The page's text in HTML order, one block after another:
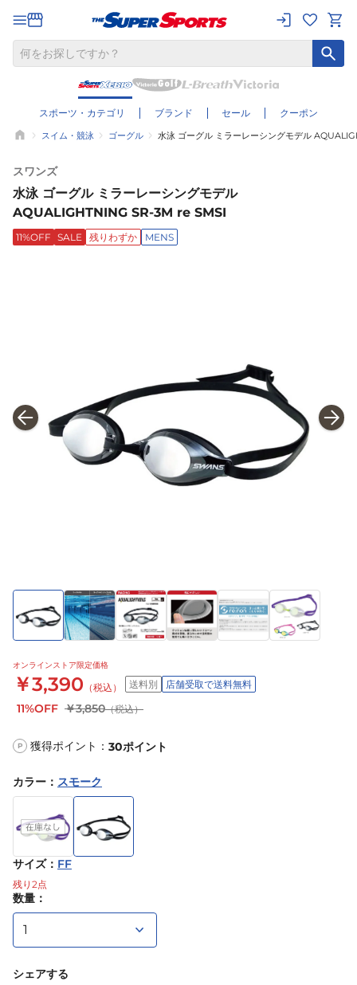
スポーツ・カテゴリ ブランド セール クーポン
スイム・競泳 ゴーグル 水泳 ゴーグル ミラーレーシングモデル
スワンズ
水泳 ゴーグル ミラーレーシングモデル
AQUALIGHTNING SR-3M re SMSI
11%OFF SALE 残りわずか MENS
オンラインストア限定価格
￥3,390 （税込） 送料別 店舗受取で送料無料
11%OFF ￥3,850（税込）
P 獲得ポイント： 30ポイント
カラー ： スモーク
サイズ： FF
残り 2点
数量：
シェアする